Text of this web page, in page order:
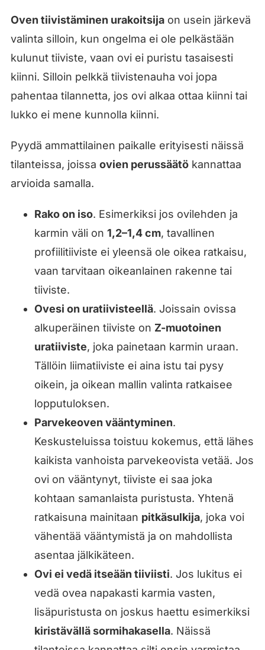
Oven tiivistäminen urakoitsijaon usein järkevä
valinta silloin, kun ongelma ei ole pelkästään
kulunut tiiviste, vaan ovi ei puristu tasaisesti
kiinni. Silloin pelkkä tiivistenauha voi jopa
pahentaa tilannetta, jos ovi alkaa ottaa kiinni tai
lukko ei mene kunnolla kiinni.
Pyydä ammattilainen paikalle erityisesti näissä
tilanteissa, joissa ovien perussäätökannattaa
arvioida samalla.
Rako on iso. Esimerkiksi jos ovilehden ja
karmin väli on 1,2–1,4 cm, tavallinen
profiilitiiviste ei yleensä ole oikea ratkaisu,
vaan tarvitaan oikeanlainen rakenne tai
tiiviste.
Ovesi on uratiivisteellä. Joissain ovissa
alkuperäinen tiiviste on Z-muotoinen
uratiiviste, joka painetaan karmin uraan.
Tällöin liimatiiviste ei aina istu tai pysy
oikein, ja oikean mallin valinta ratkaisee
lopputuloksen.
Parvekeoven vääntyminen.
Keskusteluissa toistuu kokemus, että lähes
kaikista vanhoista parvekeovista vetää. Jos
ovi on vääntynyt, tiiviste ei saa joka
kohtaan samanlaista puristusta. Yhtenä
ratkaisuna mainitaan pitkäsulkija, joka voi
vähentää vääntymistä ja on mahdollista
asentaa jälkikäteen.
Ovi ei vedä itseään tiiviisti. Jos lukitus ei
vedä ovea napakasti karmia vasten,
lisäpuristusta on joskus haettu esimerkiksi
kiristävällä sormihakasella. Näissä